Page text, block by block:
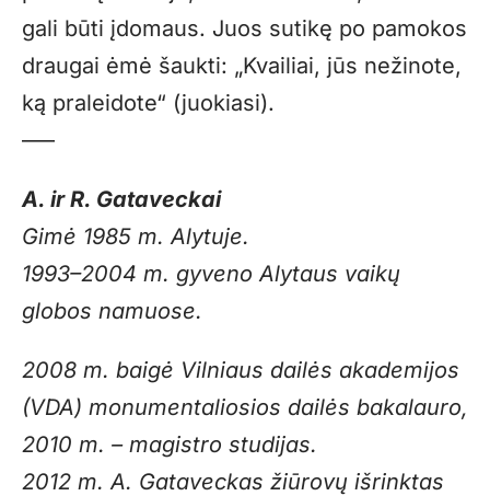
gali būti įdomaus. Juos sutikę po pamokos
draugai ėmė šaukti: „Kvailiai, jūs nežinote,
ką praleidote“ (juokiasi).
—–
A. ir R. Gataveckai
Gimė 1985 m. Alytuje.
1993–2004 m. gyveno Alytaus vaikų
globos namuose.
2008 m. baigė Vilniaus dailės akademijos
(VDA) monumentaliosios dailės bakalauro,
2010 m. – magistro studijas.
2012 m. A. Gataveckas žiūrovų išrinktas